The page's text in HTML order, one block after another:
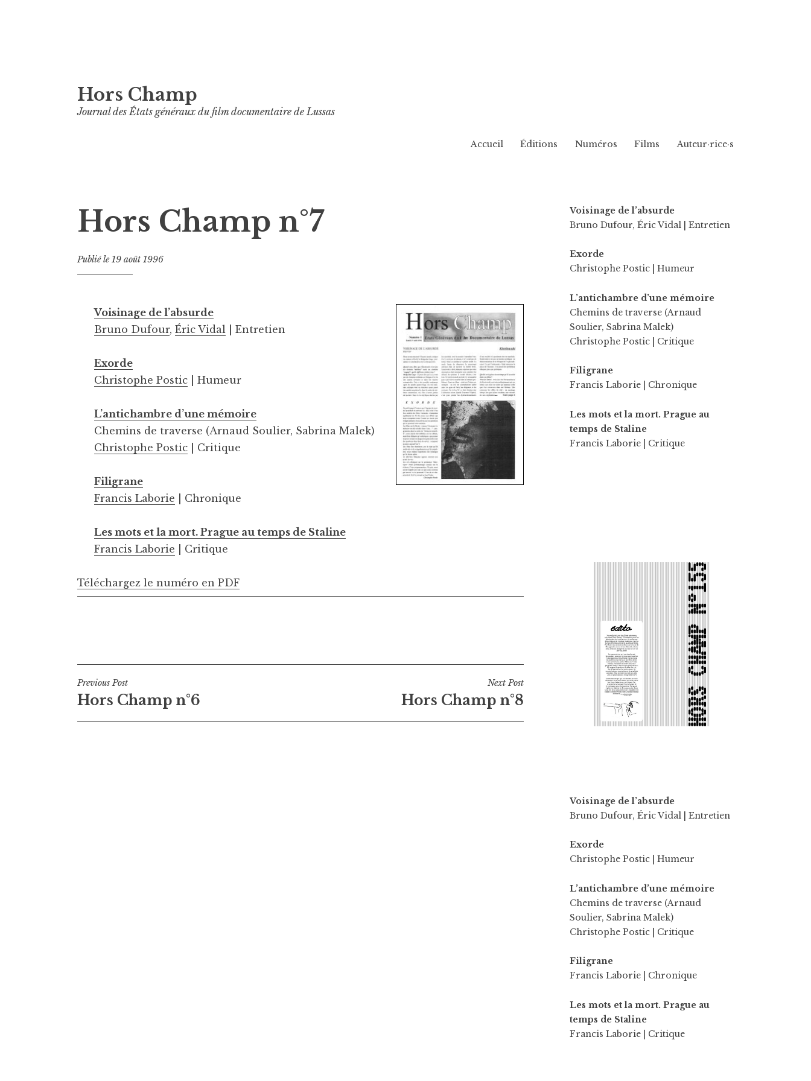
au
contenu
Hors Champ
Journal des États généraux du film documentaire de Lussas
Accueil Éditions Numéros Films Auteur·rice·s
Hors Champ n°7
Publié le19 août 1996
Voisinage de l’absurde
Bruno Dufour, Éric Vidal | Entretien
Exorde
Christophe Postic | Humeur
L’antichambre d’une mémoire
Chemins de traverse (Arnaud Soulier, Sabrina Malek)
Christophe Postic | Critique
Filigrane
Francis Laborie | Chronique
Les mots et la mort. Prague au temps de Staline
Francis Laborie | Critique
Téléchargez le numéro en PDF
Navigation
de
Previous Post
Hors Champ n°6
Next Post
Hors Champ n°8
Voisinage de l’absurde
Bruno Dufour, Éric Vidal | Entretien
Exorde
Christophe Postic | Humeur
L’antichambre d’une mémoire
Chemins de traverse (Arnaud
Soulier, Sabrina Malek)
Christophe Postic | Critique
Filigrane
Francis Laborie | Chronique
Les mots et la mort. Prague au
temps de Staline
Francis Laborie | Critique
Voisinage de l’absurde
Bruno Dufour, Éric Vidal | Entretien
Exorde
Christophe Postic | Humeur
L’antichambre d’une mémoire
Chemins de traverse (Arnaud
Soulier, Sabrina Malek)
Christophe Postic | Critique
Filigrane
Francis Laborie | Chronique
Les mots et la mort. Prague au
temps de Staline
Francis Laborie | Critique